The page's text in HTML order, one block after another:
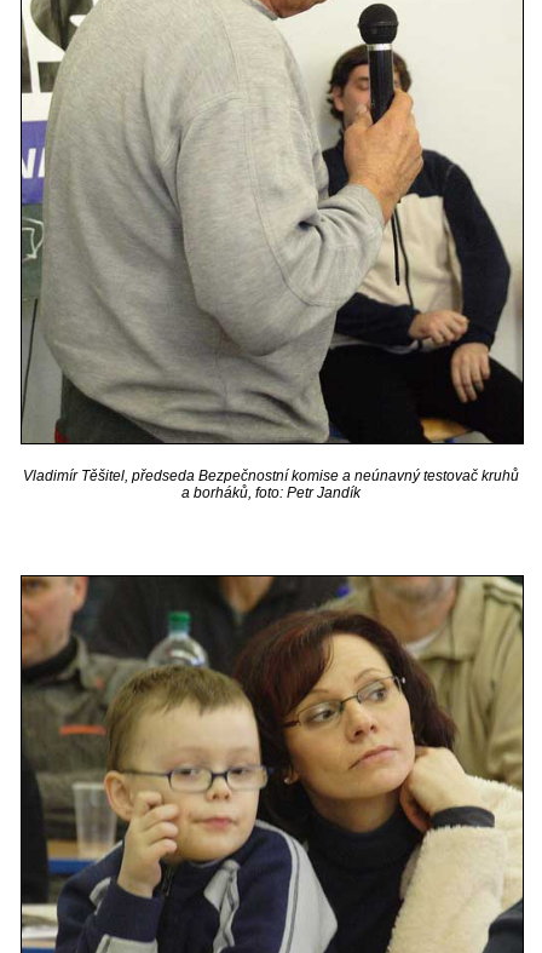
Vladimír Těšitel, předseda Bezpečnostní komise a neúnavný testovač kruhů
a borháků, foto: Petr Jandík